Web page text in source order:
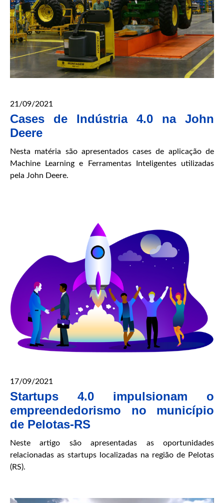
21/09/2021
Cases de Indústria 4.0 na John
Deere
Nesta matéria são apresentados cases de aplicação de
Machine Learning e Ferramentas Inteligentes utilizadas
pela John Deere.
17/09/2021
Startups 4.0 impulsionam o
empreendedorismo no município
de Pelotas-RS
Neste artigo são apresentadas as oportunidades
relacionadas as startups localizadas na região de Pelotas
(RS).